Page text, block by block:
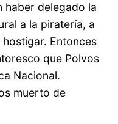
haber delegado la
a la piratería, a
Entonces
que Polvos
Nacional.
muerto de